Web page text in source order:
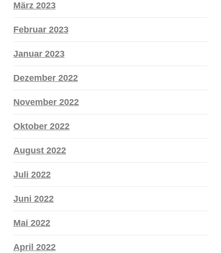
März 2023
Februar 2023
Januar 2023
Dezember 2022
November 2022
Oktober 2022
August 2022
Juli 2022
Juni 2022
Mai 2022
April 2022